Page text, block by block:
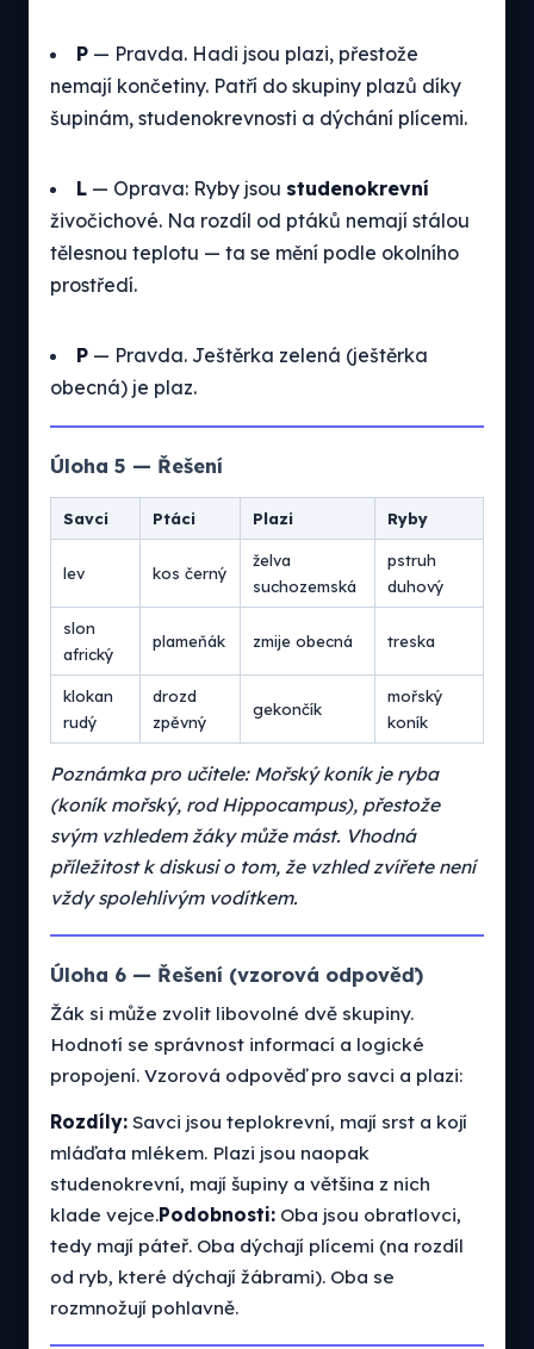
P — Pravda. Hadi jsou plazi, přestože
nemají končetiny. Patří do skupiny plazů díky
šupinám, studenokrevnosti a dýchání plícemi.
L — Oprava: Ryby jsou studenokrevní
živočichové. Na rozdíl od ptáků nemají stálou
tělesnou teplotu — ta se mění podle okolního
prostředí.
P — Pravda. Ještěrka zelená (ještěrka
obecná) je plaz.
Úloha 5 — Řešení
Savci Ptáci Plazi Ryby
lev kos černý
želva
suchozemská
pstruh
duhový
slon
africký
plameňák zmije obecná treska
klokan
rudý
drozd
zpěvný
gekončík
mořský
koník
Poznámka pro učitele: Mořský koník je ryba
(koník mořský, rod Hippocampus), přestože
svým vzhledem žáky může mást. Vhodná
příležitost k diskusi o tom, že vzhled zvířete není
vždy spolehlivým vodítkem.
Úloha 6 — Řešení (vzorová odpověď)
Žák si může zvolit libovolné dvě skupiny.
Hodnotí se správnost informací a logické
propojení. Vzorová odpověď pro savci a plazi:
Rozdíly: Savci jsou teplokrevní, mají srst a kojí
mláďata mlékem. Plazi jsou naopak
studenokrevní, mají šupiny a většina z nich
klade vejce.Podobnosti: Oba jsou obratlovci,
tedy mají páteř. Oba dýchají plícemi (na rozdíl
od ryb, které dýchají žábrami). Oba se
rozmnožují pohlavně.